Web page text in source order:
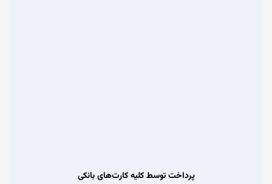
پرداخت توسط کلیه کارت‌های بانکی